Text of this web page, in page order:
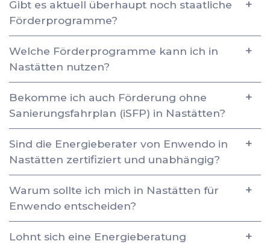
Gibt es aktuell überhaupt noch staatliche
Förderprogramme?
Welche Förderprogramme kann ich in
Nastätten nutzen?
Bekomme ich auch Förderung ohne
Sanierungsfahrplan (iSFP) in Nastätten?
Sind die Energieberater von Enwendo in
Nastätten zertifiziert und unabhängig?
Warum sollte ich mich in Nastätten für
Enwendo entscheiden?
Lohnt sich eine Energieberatung